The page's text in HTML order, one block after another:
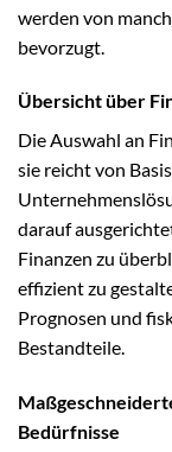
werden von
bevorzugt.
Übersicht über
Die Auswahl an
sie reicht von
darauf
Finanzen zu
effizient zu
Prognosen und
Bestandteile.
Bedürfnisse